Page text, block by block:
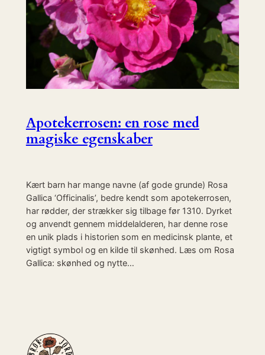
Apotekerrosen: en rose med
magiske egenskaber
Kært barn har mange navne (af gode grunde) Rosa
Gallica ‘Officinalis’, bedre kendt som apotekerrosen,
har rødder, der strækker sig tilbage før 1310. Dyrket
og anvendt gennem middelalderen, har denne rose
en unik plads i historien som en medicinsk plante, et
vigtigt symbol og en kilde til skønhed. Læs om Rosa
Gallica: skønhed og nytte…